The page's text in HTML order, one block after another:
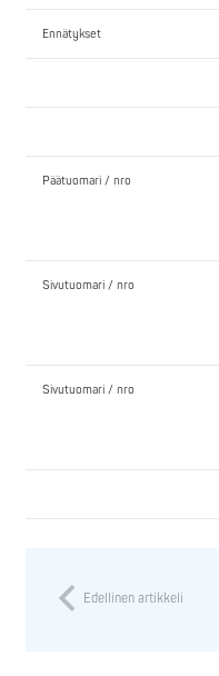
Ennätykset
Päätuomari / nro
Sivutuomari / nro
Sivutuomari / nro
Edellinen artikkeli